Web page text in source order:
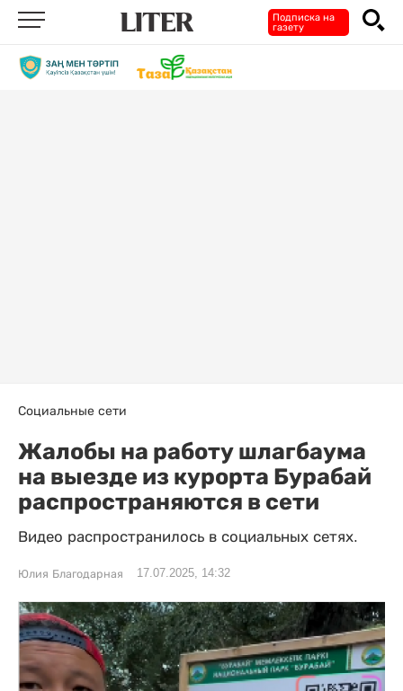
Подписка на
газету
Социальные сети
Жалобы на работу шлагбаума
на выезде из курорта Бурабай
распространяются в сети
Видео распространилось в социальных сетях.
Юлия Благодарная 17.07.2025, 14:32